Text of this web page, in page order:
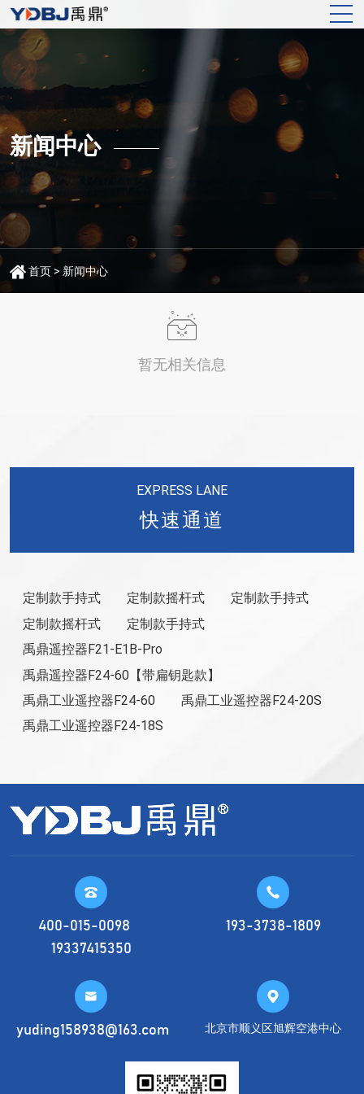
新闻中心
首页 > 新闻中心
暂无相关信息
EXPRESS LANE
快速通道
定制款手持式 定制款摇杆式
定制款手持式
定制款摇杆式
定制款手持式
禹鼎遥控器F21-E1B-Pro
禹鼎遥控器F24-60【带扁钥匙款】
禹鼎工业遥控器F24-60
禹鼎工业遥控器F24-20S
禹鼎工业遥控器F24-18S

400-015-0098
19337415350

193-3738-1809

yuding158938@163.com

北京市顺义区旭辉空港中心